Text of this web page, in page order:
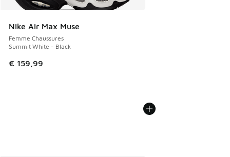
Nike Air Max Muse
Femme Chaussures
Summit White - Black
€ 159,99